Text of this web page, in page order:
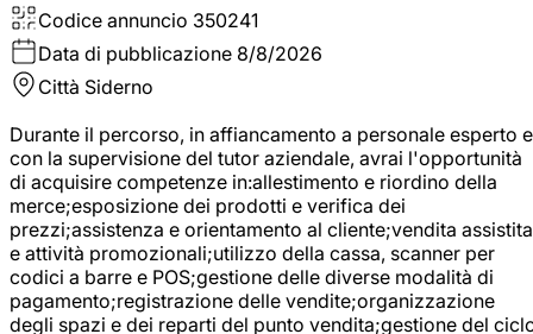
Codice annuncio 350241
Data di pubblicazione 8/8/2026
Città Siderno
Durante il percorso, in affiancamento a personale esperto e
con la supervisione del tutor aziendale, avrai l'opportunità
di acquisire competenze in:allestimento e riordino della
merce;esposizione dei prodotti e verifica dei
prezzi;assistenza e orientamento al cliente;vendita assistita
e attività promozionali;utilizzo della cassa, scanner per
codici a barre e POS;gestione delle diverse modalità di
pagamento;registrazione delle vendite;organizzazione
degli spazi e dei reparti del punto vendita;gestione del